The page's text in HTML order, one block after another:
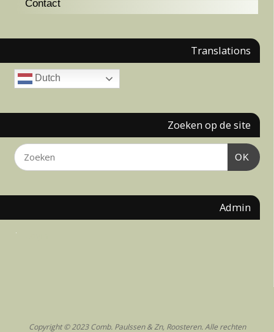
Contact
Translations
Dutch
Zoeken op de site
OK
Admin
Copyright © 2023 Comb. Paulssen & Zn, Roosteren. Alle rechten